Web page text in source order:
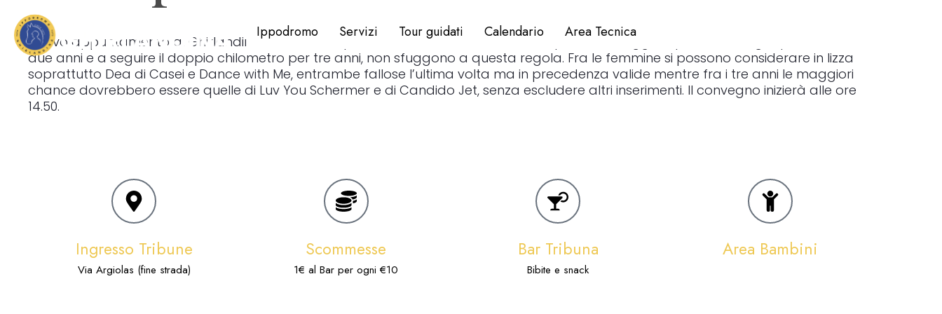
Ippodromo Servizi Tour guidati Calendario Area Tecnica
Nuovo appuntamento al Ghirlandina con corse equilibrate ed incerte. Anche le due prove di maggior spessore, il miglio per femmine di
due anni e a seguire il doppio chilometro per tre anni, non sfuggono a questa regola. Fra le femmine si possono considerare in lizza
soprattutto Dea di Casei e Dance with Me, entrambe fallose l’ultima volta ma in precedenza valide mentre fra i tre anni le maggiori
chance dovrebbero essere quelle di Luv You Schermer e di Candido Jet, senza escludere altri inserimenti. Il convegno inizierà alle ore
14.50.
Ingresso Tribune
Via Argiolas (fine strada)
Scommesse
1€ al Bar per ogni €10
Bar Tribuna
Bibite e snack
Area Bambini